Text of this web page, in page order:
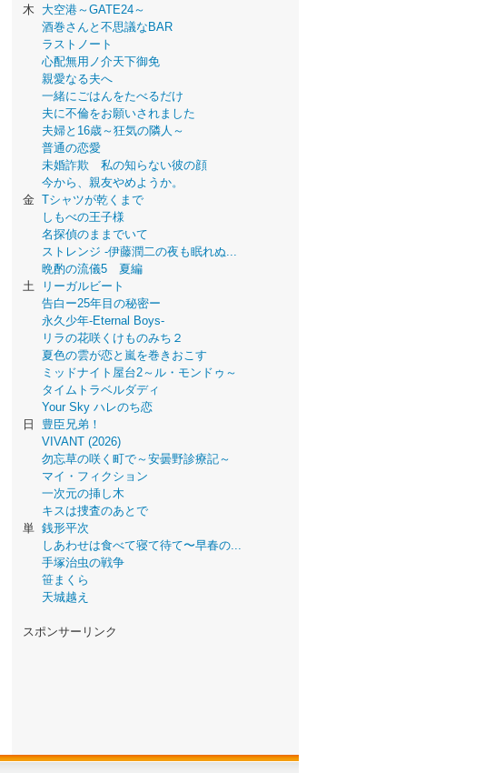
木
大空港～GATE24～
酒巻さんと不思議なBAR
ラストノート
心配無用ノ介天下御免
親愛なる夫へ
一緒にごはんをたべるだけ
夫に不倫をお願いされました
夫婦と16歳～狂気の隣人～
普通の恋愛
未婚詐欺 私の知らない彼の顔
今から、親友やめようか。
金 Tシャツが乾くまで
しもべの王子様
名探偵のままでいて
ストレンジ -伊藤潤二の夜も眠れぬ...
晩酌の流儀5 夏編
土
リーガルビート
告白ー25年目の秘密ー
永久少年-Eternal Boys-
リラの花咲くけものみち２
夏色の雲が恋と嵐を巻きおこす
ミッドナイト屋台2～ル・モンドゥ～
タイムトラベルダディ
Your Sky ハレのち恋
日
豊臣兄弟！
VIVANT (2026)
勿忘草の咲く町で～安曇野診療記～
マイ・フィクション
一次元の挿し木
キスは捜査のあとで
単 銭形平次
しあわせは食べて寝て待て〜早春の...
手塚治虫の戦争
笹まくら
天城越え
スポンサーリンク